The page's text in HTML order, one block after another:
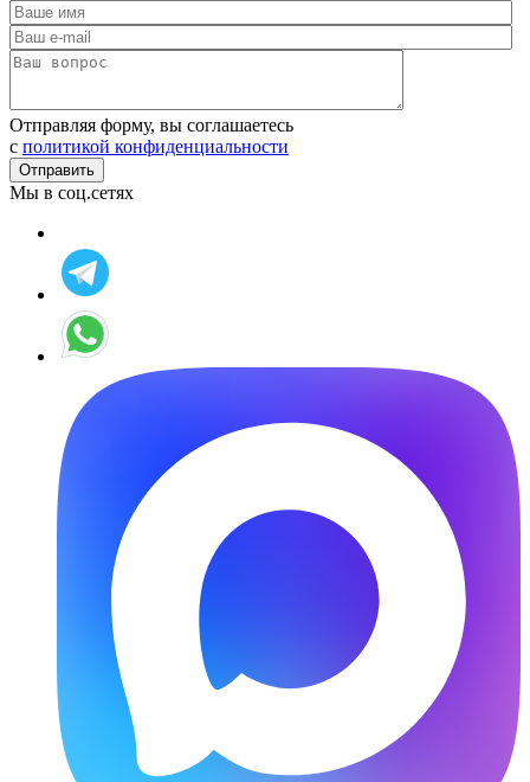
Отправляя форму, вы соглашаетесь
c политикой конфиденциальности
Мы в соц.сетях